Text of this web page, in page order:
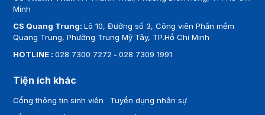
Minh
CS Quang Trung:Lô 10, Đường số 3, Công viên Phần mềm
Quang Trung, Phường Trung Mỹ Tây, TP.Hồ Chí Minh
HOTLINE :028 7300 7272 -028 7309 1991
Tiện ích khác
Cổng thông tin sinh viên
Tuyển dụng nhân sự